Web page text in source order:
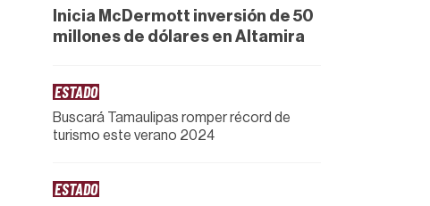
Inicia McDermott inversión de 50
millones de dólares en Altamira
ESTADO
Buscará Tamaulipas romper récord de
turismo este verano 2024
ESTADO